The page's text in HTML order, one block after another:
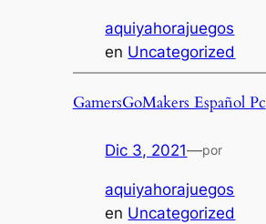
aquiyahorajuegos
en Uncategorized
GamersGoMakers Español Pc
Dic 3, 2021—por
aquiyahorajuegos
en Uncategorized